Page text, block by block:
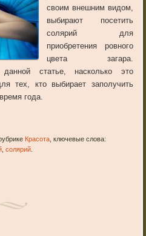
своим внешним видом,
выбирают посетить
солярий для
приобретения ровного
цвета загара.
статье, насколько это
тех, кто выбирает заполучить
года.
Красота , ключевые слова:
,солярий